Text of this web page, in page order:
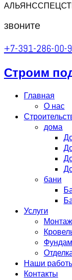
звоните
+7-391-286-00-
Строим
Главная
О нас
дома
бани
Услуги
Наши
Контакты